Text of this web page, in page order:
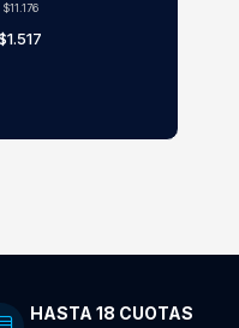
$11.176
HASTA 18 CUOTAS